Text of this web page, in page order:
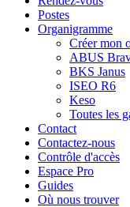
Postes
Organigramme
Créer mon
ABUS
BKS Janus
ISEO R6
Keso
Toutes les
Contact
Contactez-nous
Contrôle d'accès
Espace Pro
Guides
Où nous trouver